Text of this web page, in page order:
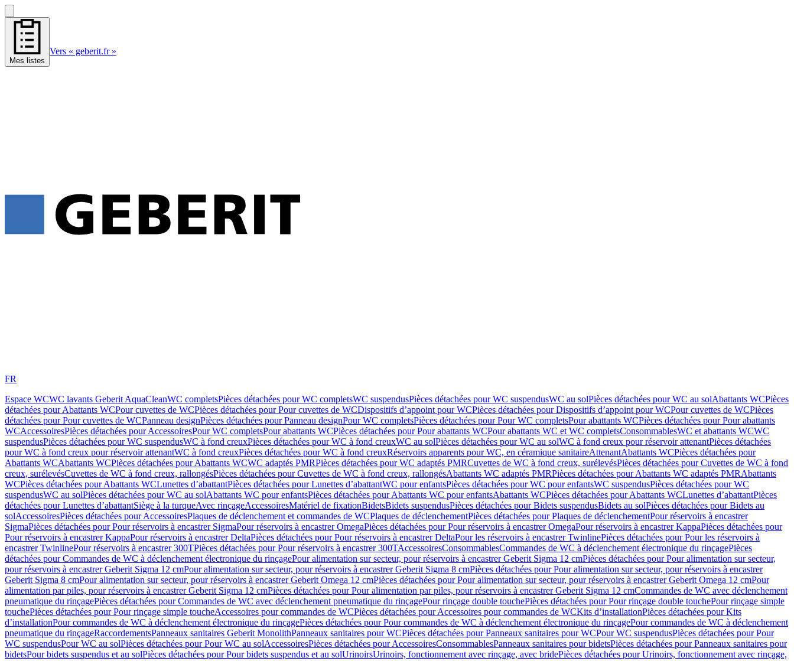
Mes listes
Vers « geberit.fr »
FR
Espace WCWC lavants Geberit AquaCleanWC completsPièces détachées pour WC completsWC suspendusPièces détachées pour WC suspendusWC au solPièces détachées pour WC au solAbattants WCPièces
détachées pour Abattants WCPour cuvettes de WCPièces détachées pour Pour cuvettes de WCDispositifs d’appoint pour WCPièces détachées pour Dispositifs d’appoint pour WCPour cuvettes de WCPièces
détachées pour Pour cuvettes de WCPanneau designPièces détachées pour Panneau designPour WC completsPièces détachées pour Pour WC completsPour abattants WCPièces détachées pour Pour abattants
WCAccessoiresPièces détachées pour AccessoiresPour WC completsPour abattants WCPièces détachées pour Pour abattants WCPour abattants WC et WC completsConsommablesWC et abattants WCWC
suspendusPièces détachées pour WC suspendusWC à fond creuxPièces détachées pour WC à fond creuxWC au solPièces détachées pour WC au solWC à fond creux pour réservoir attenantPièces détachées
pour WC à fond creux pour réservoir attenantWC à fond creuxPièces détachées pour WC à fond creuxRéservoirs apparents pour WC, en céramique sanitaireAttenantAbattants WCPièces détachées pour
Abattants WCAbattants WCPièces détachées pour Abattants WCWC adaptés PMRPièces détachées pour WC adaptés PMRCuvettes de WC à fond creux, surélevésPièces détachées pour Cuvettes de WC à fond
creux, surélevésCuvettes de WC à fond creux, rallongésPièces détachées pour Cuvettes de WC à fond creux, rallongésAbattants WC adaptés PMRPièces détachées pour Abattants WC adaptés PMRAbattants
WCPièces détachées pour Abattants WCLunettes d’abattantPièces détachées pour Lunettes d’abattantWC pour enfantsPièces détachées pour WC pour enfantsWC suspendusPièces détachées pour WC
suspendusWC au solPièces détachées pour WC au solAbattants WC pour enfantsPièces détachées pour Abattants WC pour enfantsAbattants WCPièces détachées pour Abattants WCLunettes d’abattantPièces
détachées pour Lunettes d’abattantSiège à la turqueAvec rinçageAccessoiresMatériel de fixationBidetsBidets suspendusPièces détachées pour Bidets suspendusBidets au solPièces détachées pour Bidets au
solAccessoiresPièces détachées pour AccessoiresPlaques de déclenchement et commandes de WCPlaques de déclenchementPièces détachées pour Plaques de déclenchementPour réservoirs à encastrer
SigmaPièces détachées pour Pour réservoirs à encastrer SigmaPour réservoirs à encastrer OmegaPièces détachées pour Pour réservoirs à encastrer OmegaPour réservoirs à encastrer KappaPièces détachées pour
Pour réservoirs à encastrer KappaPour réservoirs à encastrer DeltaPièces détachées pour Pour réservoirs à encastrer DeltaPour les réservoirs à encastrer TwinlinePièces détachées pour Pour les réservoirs à
encastrer TwinlinePour réservoirs à encastrer 300TPièces détachées pour Pour réservoirs à encastrer 300TAccessoiresConsommablesCommandes de WC à déclenchement électronique du rinçagePièces
détachées pour Commandes de WC à déclenchement électronique du rinçagePour alimentation sur secteur, pour réservoirs à encastrer Geberit Sigma 12 cmPièces détachées pour Pour alimentation sur secteur,
pour réservoirs à encastrer Geberit Sigma 12 cmPour alimentation sur secteur, pour réservoirs à encastrer Geberit Sigma 8 cmPièces détachées pour Pour alimentation sur secteur, pour réservoirs à encastrer
Geberit Sigma 8 cmPour alimentation sur secteur, pour réservoirs à encastrer Geberit Omega 12 cmPièces détachées pour Pour alimentation sur secteur, pour réservoirs à encastrer Geberit Omega 12 cmPour
alimentation par piles, pour réservoirs à encastrer Geberit Sigma 12 cmPièces détachées pour Pour alimentation par piles, pour réservoirs à encastrer Geberit Sigma 12 cmCommandes de WC avec déclenchement
pneumatique du rinçagePièces détachées pour Commandes de WC avec déclenchement pneumatique du rinçagePour rinçage double touchePièces détachées pour Pour rinçage double touchePour rinçage simple
touchePièces détachées pour Pour rinçage simple toucheAccessoires pour commandes de WCPièces détachées pour Accessoires pour commandes de WCKits d’installationPièces détachées pour Kits
d’installationPour commandes de WC à déclenchement électronique du rinçagePièces détachées pour Pour commandes de WC à déclenchement électronique du rinçagePour commandes de WC à déclenchement
pneumatique du rinçageRaccordementsPanneaux sanitaires Geberit MonolithPanneaux sanitaires pour WCPièces détachées pour Panneaux sanitaires pour WCPour WC suspendusPièces détachées pour Pour
WC suspendusPour WC au solPièces détachées pour Pour WC au solAccessoiresPièces détachées pour AccessoiresConsommablesPanneaux sanitaires pour bidetsPièces détachées pour Panneaux sanitaires pour
bidetsPour bidets suspendus et au solPièces détachées pour Pour bidets suspendus et au solUrinoirsUrinoirs, fonctionnement avec rinçage, avec bridePièces détachées pour Urinoirs, fonctionnement avec rinçage,